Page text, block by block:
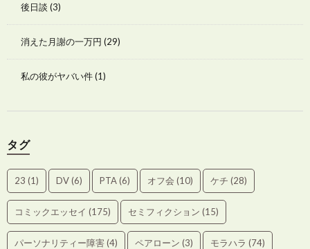
後日談 (3)
消えた月謝の一万円 (29)
私の彼がヤバい件(1)
タグ
23 (1) DV(6) PTA(6) オフ会 (10) ケチ (28)
コミックエッセイ (175) セミフィクション (15)
パーソナリティー障害(4) ペアローン (3) モラハラ (74)